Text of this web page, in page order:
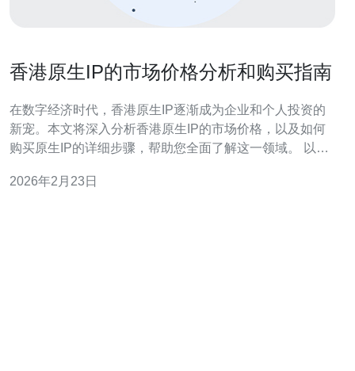
香港原生IP的市场价格分析和购买指南
在数字经济时代，香港原生IP逐渐成为企业和个人投资的
新宠。本文将深入分析香港原生IP的市场价格，以及如何
购买原生IP的详细步骤，帮助您全面了解这一领域。 以下
2026年2月23日